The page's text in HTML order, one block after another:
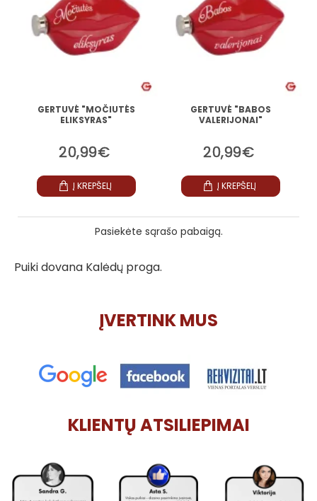
Puiki dovana Kalėdų proga.
GERTUVĖ "MOČIUTĖS
ELIKSYRAS"
20,99€
Į KREPŠELĮ
GERTUVĖ "BABOS
VALERIJONAI"
20,99€
Į KREPŠELĮ
Pasiekėte sąrašo pabaigą.
ĮVERTINK MUS
KLIENTŲ ATSILIEPIMAI